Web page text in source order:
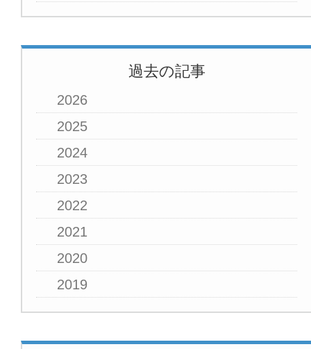
過去の記事
2026
2025
2024
2023
2022
2021
2020
2019